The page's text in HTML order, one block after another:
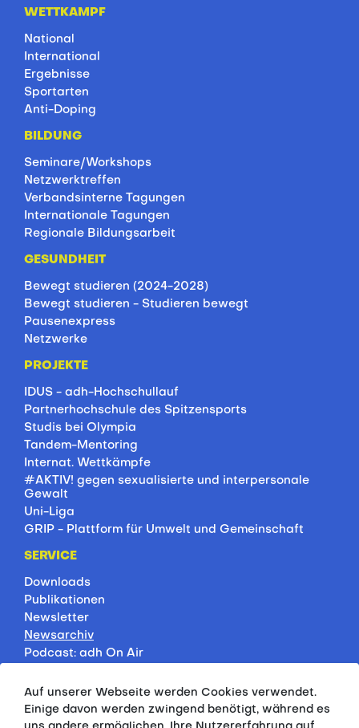
WETTKAMPF
National
International
Ergebnisse
Sportarten
Anti-Doping
BILDUNG
Seminare/Workshops
Netzwerktreffen
Verbandsinterne Tagungen
Internationale Tagungen
Regionale Bildungsarbeit
GESUNDHEIT
Bewegt studieren (2024-2028)
Bewegt studieren - Studieren bewegt
Pausenexpress
Netzwerke
PROJEKTE
IDUS - adh-Hochschullauf
Partnerhochschule des Spitzensports
Studis bei Olympia
Tandem-Mentoring
Internat. Wettkämpfe
#AKTIV! gegen sexualisierte und interpersonale
Gewalt
Uni-Liga
GRIP - Plattform für Umwelt und Gemeinschaft
SERVICE
Downloads
Publikationen
Newsletter
Newsarchiv
Podcast: adh On Air
Rankings
Servicepartner
HSP-Onlinekurse
Auf unserer Webseite werden Cookies verwendet.
Einige davon werden zwingend benötigt, während es